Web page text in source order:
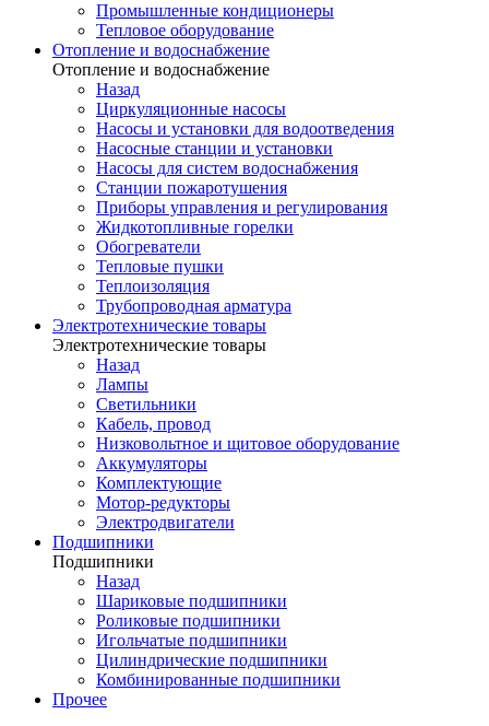
Промышленные кондиционеры
Тепловое оборудование
Отопление и водоснабжение
Отопление и водоснабжение
Назад
Циркуляционные насосы
Насосы и установки для водоотведения
Насосные станции и установки
Насосы для систем водоснабжения
Станции пожаротушения
Приборы управления и регулирования
Жидкотопливные горелки
Обогреватели
Тепловые пушки
Теплоизоляция
Трубопроводная арматура
Электротехнические товары
Электротехнические товары
Назад
Лампы
Светильники
Кабель, провод
Низковольтное и щитовое оборудование
Аккумуляторы
Комплектующие
Мотор-редукторы
Электродвигатели
Подшипники
Подшипники
Назад
Шариковые подшипники
Роликовые подшипники
Игольчатые подшипники
Цилиндрические подшипники
Комбинированные подшипники
Прочее